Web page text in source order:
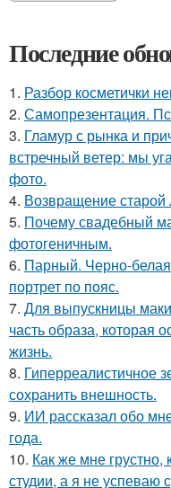
Последние
1. Разбор косметички
2. Самопрезентация.
3. Гламур с рынка и
встречный ветер: мы
фото.
4. Возвращение старой
5. Почему свадебный
фотогеничным.
6. Парный. Черно-
портрет по пояс.
7. Для выпускницы
часть образа, которая
жизнь.
8. Гиперреалистичное
сохранить внешность.
9. ИИ рассказал обо
года.
10. Как же мне грустно,
студии, а я не успеваю